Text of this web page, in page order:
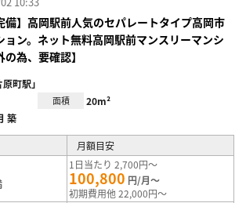
備】高岡駅前人気のセパレートタイプ高岡市
ョン。ネット無料高岡駅前マンスリーマンシ
為、要確認】
町駅」
面積 20m²
築
月額目安
1日当たり 2,700円～
100,800 円/月～
初期費用他 22,000円～